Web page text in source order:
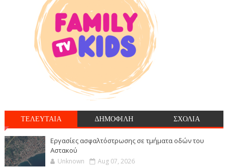
ΤΕΛΕΥΤΑΙΑ ΔΗΜΟΦΙΛΗ ΣΧΟΛΙΑ
Εργασίες ασφαλτόστρωσης σε τμήματα οδών του
Αστακού
Unknown Aug 07, 2026